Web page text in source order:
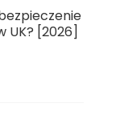
UK? [2026]